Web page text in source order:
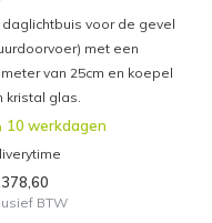
daglichtbuis voor de gevel
met een
van 25cm en koepel
kristal glas.
10 werkdagen
BTW